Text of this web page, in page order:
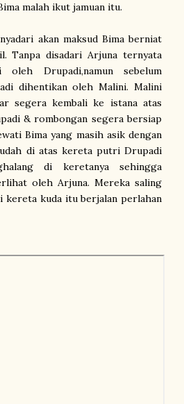
malah ikut jamuan itu.
akan maksud Bima berniat
Tanpa disadari Arjuna ternyata
Drupadi,namun sebelum
dihentikan oleh Malini. Malini
segera kembali ke istana atas
& rombongan segera bersiap
Bima yang masih asik dengan
di atas kereta putri Drupadi
di keretanya sehingga
oleh Arjuna. Mereka saling
kereta kuda itu berjalan perlahan